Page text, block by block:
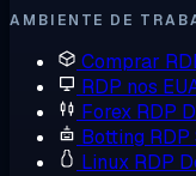
AMBIENTE DE
Comprar
RDP nos
Forex RDP
Botting RDP
Linux RDP